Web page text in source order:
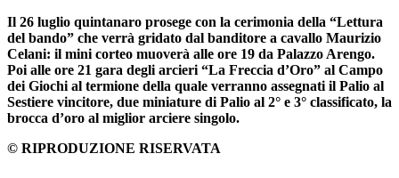
Il 26 luglio quintanaro prosege con la cerimonia della “Lettura
del bando” che verrà gridato dal banditore a cavallo Maurizio
Celani: il mini corteo muoverà alle ore 19 da Palazzo Arengo.
Poi alle ore 21 gara degli arcieri “La Freccia d’Oro” al Campo
dei Giochi al termione della quale verranno assegnati il Palio al
Sestiere vincitore, due miniature di Palio al 2° e 3° classificato, la
brocca d’oro al miglior arciere singolo.
© RIPRODUZIONE RISERVATA